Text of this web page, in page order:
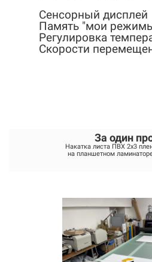
Сенсорный дисплей
Память "мои
Регулировка
Скорости
За один
Накатка листа ПВХ 2x3
на планшетном